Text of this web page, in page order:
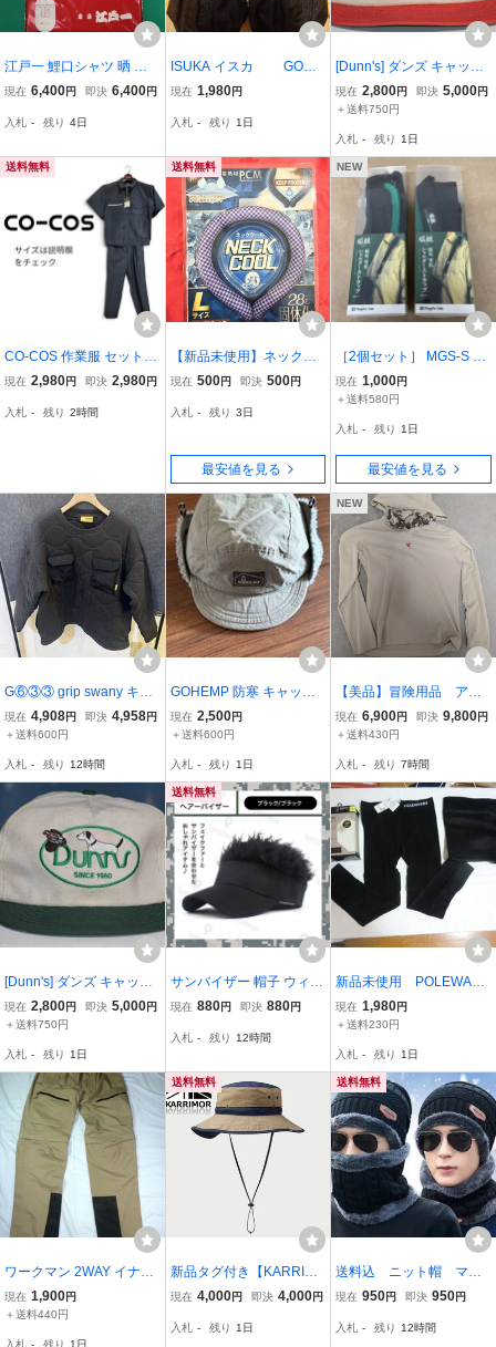
江戸一 鯉口シャツ 晒 特
大サイズ
現在 6,400円 即決 6,400円
入札 - 残り 4日
ISUKA イスカ GORE
-TEX ゲイター
現在 1,980円
入札 - 残り 1日
[Dunn's] ダンズ キャップ
トップはキャンバス オフ
ホワイト ツバはレッド Vi
イズフリー 革ベルト調節
新品 現状品
現在 2,800円 即決 5,000円
＋送料750円
入札 - 残り 1日
送料無料
CO-COS 作業服 セットア
ップ夏用
現在 2,980円 即決 2,980円
入札 - 残り 2時間
送料無料
【新品未使用】ネックク
ールLサイズ(パープルチ
現在 500円 即決 500円
入札 - 残り 3日
最安値を見る
NEW
［2個セット］ MGS-S 磁
短 零用 ショルダーストラ
ップ まとめて JITAN A21
短 零 新潟精機
現在 1,000円
＋送料580円
入札 - 残り 1日
最安値を見る
G⑥③③ grip swany キル
トクルー スウェット L
美品 グリップスワニー
現在 4,908円 即決 4,958円
＋送料600円
入札 - 残り 12時間
GOHEMP 防寒 キャップ
サイズF
現在 2,500円
＋送料600円
入札 - 残り 1日
NEW
【美品】冒険用品 アル
タミラ サイズS フェイ
スガード付き 白
現在 6,900円 即決 9,800円
＋送料430円
入札 - 残り 7時間
[Dunn's] ダンズ キャップ
トップはキャンバス オフ
ホワイト ツバはグリーン
リー 革ベルト調節 新品
現状品
現在 2,800円 即決 5,000円
＋送料750円
入札 - 残り 1日
送料無料
サンバイザー 帽子 ウィッ
グ 付き メンズ 帽子 ゴル
毛 隠し はげ隠し ハゲ か
ー g199f 2
現在 880円 即決 880円
入札 - 残り 12時間
新品未使用 POLEWAR
DS（ポールワーズ）ドラ
イコンフォート メッシュ
ズ 洗濯ネット付 トレ
イルラン 登山
現在 1,980円
＋送料230円
入札 - 残り 1日
ワークマン 2WAY イナレ
ム レインパンツ LL ベー
ジュ WORKMAN
現在 1,900円
＋送料440円
入札 - 残り 1日
送料無料
新品タグ付き【KARRIMO
R カリマー】英国アウト
番ハット UPF50+ M(55-5
現在 4,000円 即決 4,000円
入札 - 残り 1日
送料無料
送料込 ニット帽 マフ
ラー ２点セット 裏起毛
トドア 防寒 ニット帽 ネ
現在 950円 即決 950円
入札 - 残り 12時間